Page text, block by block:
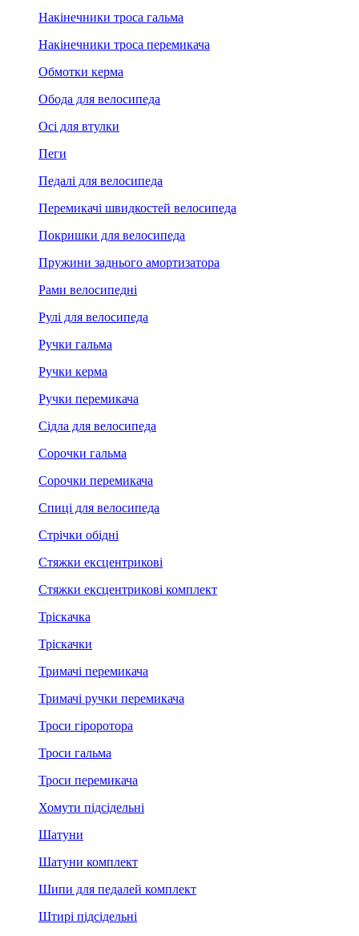
Накінечники троса гальма
Накінечники троса перемикача
Обмотки керма
Обода для велосипеда
Осі для втулки
Пеги
Педалі для велосипеда
Перемикачі швидкостей велосипеда
Покришки для велосипеда
Пружини заднього амортизатора
Рами велосипедні
Рулі для велосипеда
Ручки гальма
Ручки керма
Ручки перемикача
Сідла для велосипеда
Сорочки гальма
Сорочки перемикача
Спиці для велосипеда
Стрічки обідні
Стяжки ексцентрикові
Стяжки ексцентрикові комплект
Тріскачка
Тріскачки
Тримачі перемикача
Тримачі ручки перемикача
Троси гіроротора
Троси гальма
Троси перемикача
Хомути підсідельні
Шатуни
Шатуни комплект
Шипи для педалей комплект
Штирі підсідельні